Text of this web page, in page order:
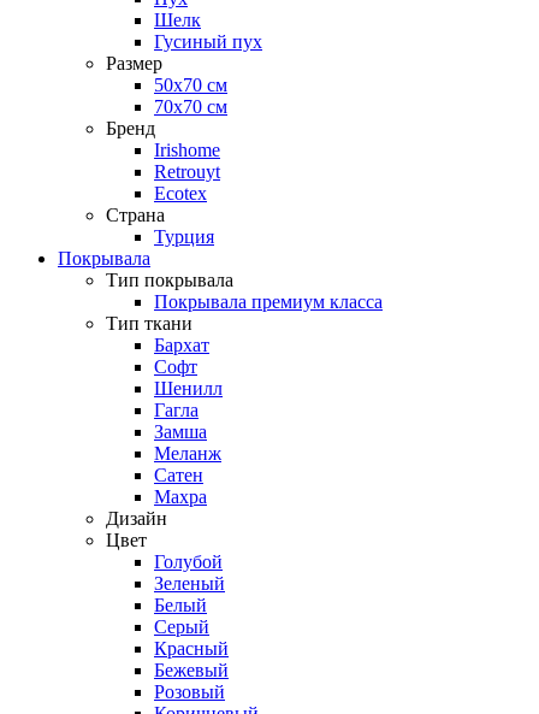
Шелк
Гусиный пух
Размер
50х70 см
70х70 см
Бренд
Irishome
Retrouyt
Ecotex
Cтрана
Турция
Покрывала
Тип покрывала
Покрывала премиум класса
Тип ткани
Бархат
Софт
Шенилл
Гагла
Замша
Меланж
Сатен
Махра
Дизайн
Цвет
Голубой
Зеленый
Белый
Серый
Красный
Бежевый
Розовый